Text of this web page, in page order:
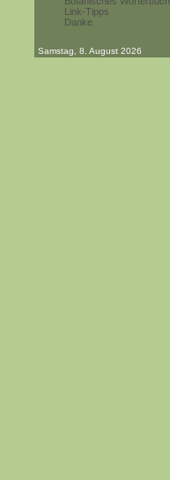
Link-Tipps
Danke
Samstag, 8. August 2026